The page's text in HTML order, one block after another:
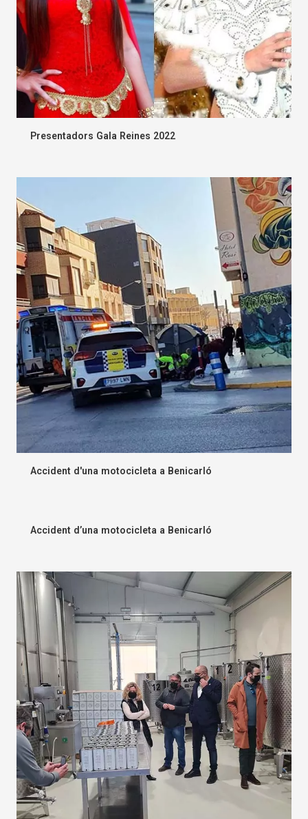
Presentadors Gala Reines 2022
Accident d'una motocicleta a Benicarló
Accident d’una motocicleta a Benicarló